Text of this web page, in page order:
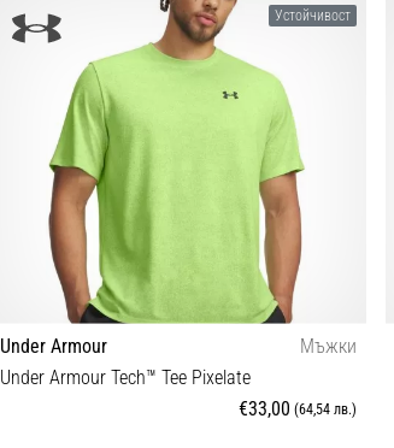
S 2XL 128 140 152 164 L Устойчивост
Under Armour
Мъжки
Under Armour Tech™ Tee Pixelate
€33,00 (64,54 лв.)